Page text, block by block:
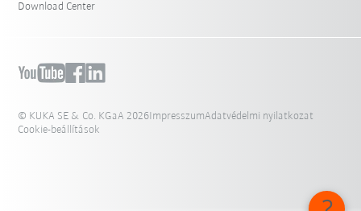
Download Center
© KUKA SE & Co. KGaA 2026ImpresszumAdatvédelmi nyilatkozat
Cookie-beállítások